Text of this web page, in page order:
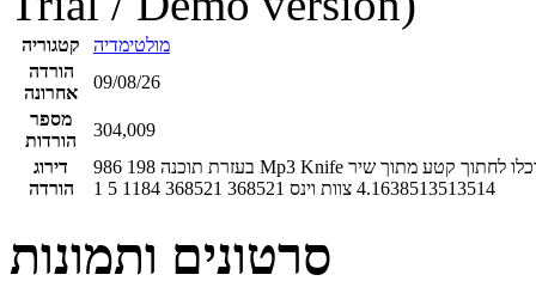
קטגוריה
מולטימדיה
הורדה
אחרונה
09/08/26
מספר
הורדות
304,009
דירוג
הורדה
986 198
4.1638513513514 צוות וינס 368521
368521
1184
5
1
סרטונים ותמונות